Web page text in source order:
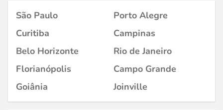
São Paulo
Porto Alegre
Curitiba
Campinas
Belo Horizonte
Rio de Janeiro
Florianópolis
Campo Grande
Goiânia
Joinville